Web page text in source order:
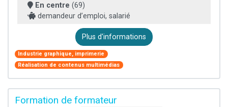
En centre (69)
demandeur d’emploi, salarié
Plus d'informations
Industrie graphique, imprimerie
Réalisation de contenus multimédias
Formation de formateur